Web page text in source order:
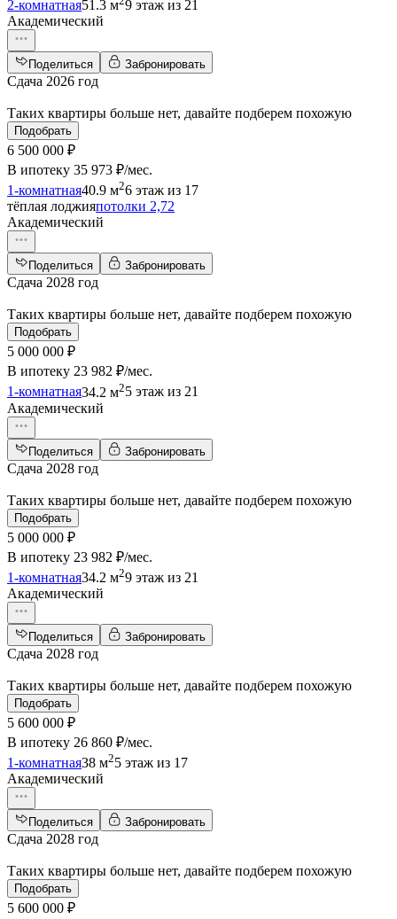
2-комнатная51.3 м 9 этаж из 21
Академический
Поделиться Забронировать
Сдача 2026 год
Таких квартиры больше нет, давайте подберем похожую
Подобрать
6 500 000 ₽
В ипотеку 35 973 ₽/мес.
1-комнатная40.9 м26 этаж из 17
тёплая лоджияпотолки 2,72
Академический
Поделиться Забронировать
Сдача 2028 год
Таких квартиры больше нет, давайте подберем похожую
Подобрать
5 000 000 ₽
В ипотеку 23 982 ₽/мес.
1-комнатная34.2 м25 этаж из 21
Академический
Поделиться Забронировать
Сдача 2028 год
Таких квартиры больше нет, давайте подберем похожую
Подобрать
5 000 000 ₽
В ипотеку 23 982 ₽/мес.
1-комнатная34.2 м29 этаж из 21
Академический
Поделиться Забронировать
Сдача 2028 год
Таких квартиры больше нет, давайте подберем похожую
Подобрать
5 600 000 ₽
В ипотеку 26 860 ₽/мес.
1-комнатная38 м25 этаж из 17
Академический
Поделиться Забронировать
Сдача 2028 год
Таких квартиры больше нет, давайте подберем похожую
Подобрать
5 600 000 ₽